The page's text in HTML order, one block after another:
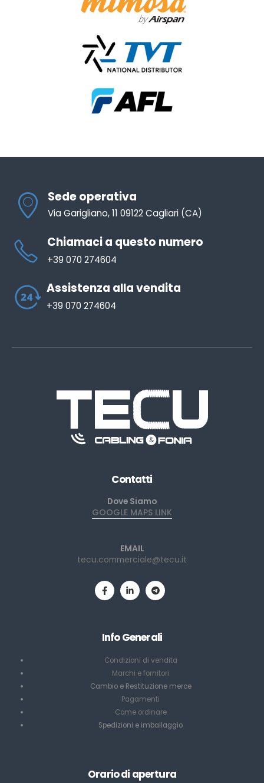
Sede operativa
Via Garigliano, 11 09122 Cagliari (CA)
Chiamaci a questo numero
+39 070 274604
Assistenza alla vendita
+39 070 274604
Contatti
Dove Siamo
GOOGLE MAPS LINK
EMAIL
tecu.commerciale@tecu.it
Info Generali
Condizioni di vendita
Marchi e fornitori
Cambio e Restituzione merce
Pagamenti
Come ordinare
Spedizioni e imballaggio
Orario di apertura